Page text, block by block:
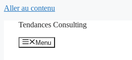
Aller au contenu
Tendances Consulting
Menu